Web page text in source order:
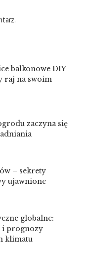
balkonowe DIY
raj na swoim
zaczyna się
– sekrety
ujawnione
globalne:
i prognozy
klimatu